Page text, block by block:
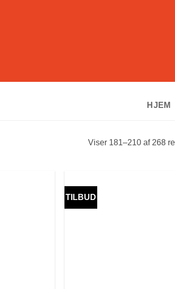
HJEM
Viser 181–210 af 268
TILBUD